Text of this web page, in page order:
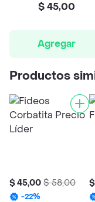
$ 45,00
Agregar
Productos
$ 45,00 $ 58,00
-22%